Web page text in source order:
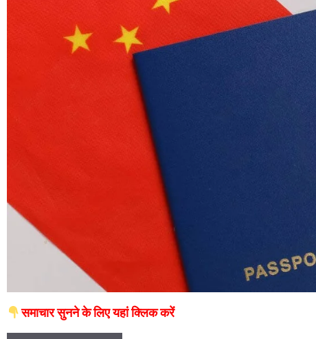
समाचार सुनने के लिए यहां क्लिक करें